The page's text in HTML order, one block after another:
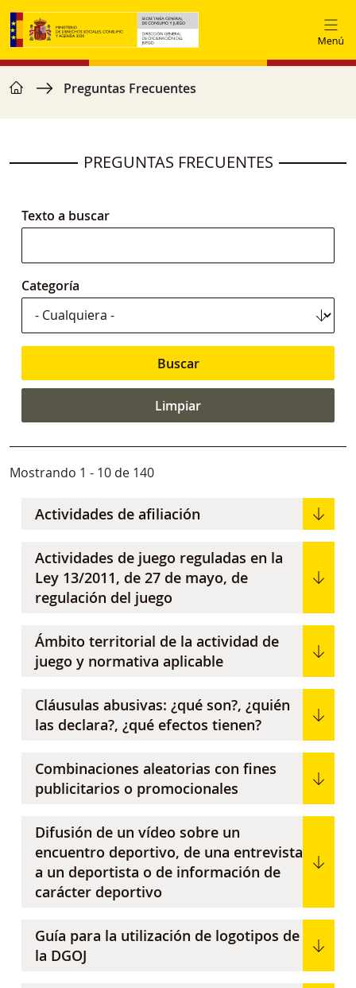
Pasar al contenido principal
Ruta de navegación
home Preguntas Frecuentes
PREGUNTAS FRECUENTES
Texto a buscar
Categoría
Mostrando 1 - 10 de 140
Actividades de afiliación
Actividades de juego reguladas en la
Ley 13/2011, de 27 de mayo, de
regulación del juego
Ámbito territorial de la actividad de
juego y normativa aplicable
Cláusulas abusivas: ¿qué son?, ¿quién
las declara?, ¿qué efectos tienen?
Combinaciones aleatorias con fines
publicitarios o promocionales
Difusión de un vídeo sobre un
encuentro deportivo, de una entrevista
a un deportista o de información de
carácter deportivo
Guía para la utilización de logotipos de
la DGOJ